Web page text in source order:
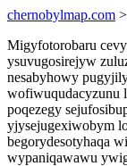
chernobylmap.com
Migyfotorobaru
ysuvugosirejyw
nesabyhowy
wofiwuqudacyzunu
poqezegy
yjysejugexiwobym
begorydesotyhaqa
wypaniqawawu